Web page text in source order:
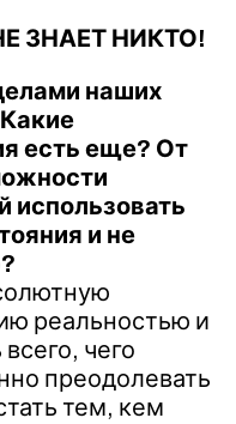
ЗНАЕТ НИКТО!
наших
есть еще? От
использовать
и не
реальностью и
чего
преодолевать
тем, кем